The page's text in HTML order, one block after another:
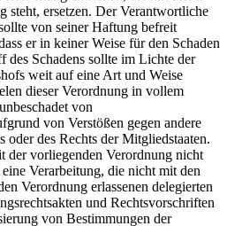
steht, ersetzen. Der Verantwortliche
von seiner Haftung befreit
er in keiner Weise für den Schaden
Schadens sollte im Lichte der
weit auf eine Art und Weise
dieser Verordnung in vollem
von
von Verstößen gegen andere
oder des Rechts der Mitgliedstaaten.
der vorliegenden Verordnung nicht
Verarbeitung, die nicht mit den
Verordnung erlassenen delegierten
und Rechtsvorschriften
von Bestimmungen der